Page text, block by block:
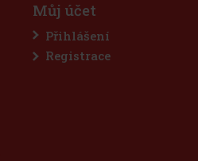
Můj účet
Přihlášení
Registrace